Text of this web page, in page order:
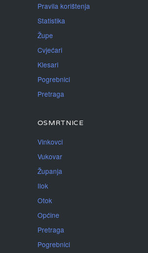
Pravila korištenja
Statistika
Župe
Cvjećari
Klesari
Pogrebnici
Pretraga
OSMRTNICE
Vinkovci
Vukovar
Županja
Ilok
Otok
Općine
Pretraga
Pogrebnici